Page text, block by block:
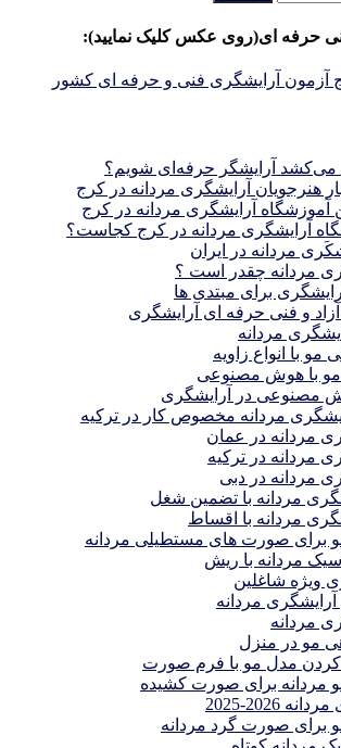
فنی حرفه ای(روی عکس کلیک نمایید):
می‌کشد آرایشگر حرفه‌ای شویم؟
آموزشگاه آرایشگری مردانه در کرج
آرایشگری مردانه در کرج کجاست؟
مردانه در ايران
مردانه چقدر است ؟
برای مبتدی ها
و فنی حرفه ای آرایشگری
مردانه
مو با انواع زاویه
با هوش مصنوعی
مصنوعی در آرایشگری
مردانه مخصوص کار در ترکیه
مردانه در عمان
مردانه در ترکیه
مردانه در دبی
مردانه با تضمین شغل
مردانه با اقساط
برای صورت های مستطیلی مردانه
مردانه با ریش
ویژه شاغلین
مردانه
مردانه
مو در منزل
مدل مو با فرم صورت
مردانه برای صورت کشیده
2026-2025
براى صورت گرد مردانه